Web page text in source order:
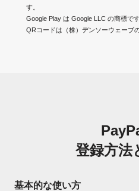
す。
Google Play は Google LLC の商標です
QRコードは（株）デンソーウェーブ
登録方法
基本的な使い方